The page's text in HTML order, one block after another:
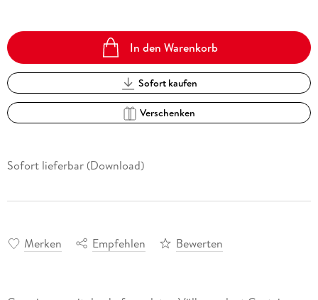
In den Warenkorb
Sofort kaufen
Verschenken
Sofort lieferbar (Download)
Merken Empfehlen Bewerten